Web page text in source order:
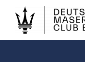
Inhalt
springen